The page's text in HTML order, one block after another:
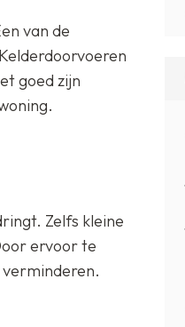
van de
goed zijn
Zelfs kleine
ervoor te